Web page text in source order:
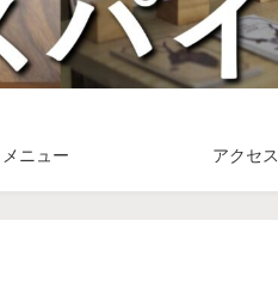
メニュー アクセス